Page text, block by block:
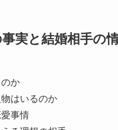
実と結婚相手の
か
はいるのか
事情